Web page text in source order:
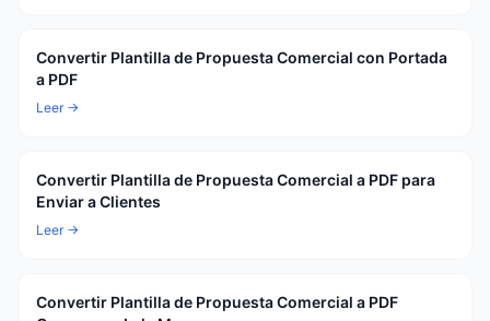
Convertir Plantilla de Propuesta Comercial con Portada
a PDF
Leer →
Convertir Plantilla de Propuesta Comercial a PDF para
Enviar a Clientes
Leer →
Convertir Plantilla de Propuesta Comercial a PDF